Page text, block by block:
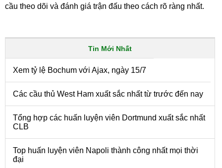
cầu theo dõi và đánh giá trận đấu theo cách rõ ràng nhất.
Tin Mới Nhất
Xem tỷ lệ Bochum với Ajax, ngày 15/7
Các cầu thủ West Ham xuất sắc nhất từ trước đến nay
Tổng hợp các huấn luyện viên Dortmund xuất sắc nhất
CLB
Top huấn luyện viên Napoli thành công nhất mọi thời
đại